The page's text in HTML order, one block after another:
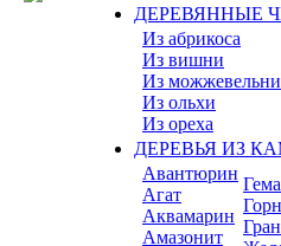
ДЕРЕВЯННЫЕ
Из абрикоса
Из вишни
Из
Из ольхи
Из ореха
ДЕРЕВЬЯ ИЗ
Авантюрин
Агат
Аквамарин
Амазонит